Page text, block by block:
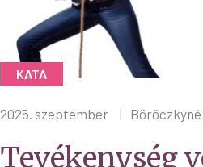
KATA
2025. szeptember |
Tevékenység